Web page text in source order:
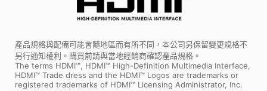
產品規格與配備可能會隨地區而有所不同，本公司另保留變更規格不
另行通知權利。購買前請與當地經銷商確認產品規格。
The terms HDMI™, HDMI™ High-Definition Multimedia Interface,
HDMI™ Trade dress and the HDMI™ Logos are trademarks or
registered trademarks of HDMI™ Licensing Administrator, Inc.